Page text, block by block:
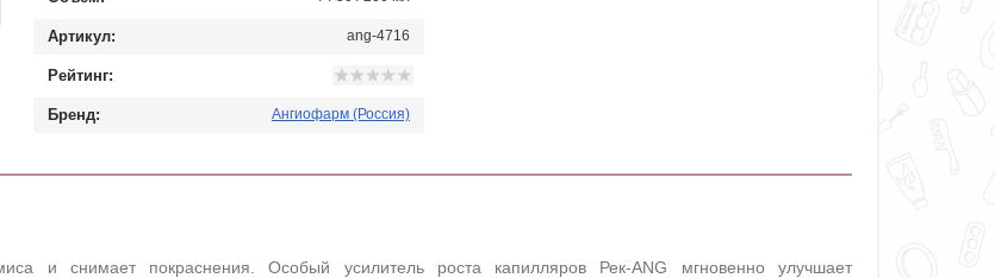
Артикул: ang-4716
Рейтинг:
Бренд: Ангиофарм (Россия)
и снимает покраснения. Особый усилитель роста капилляров Рек-ANG мгновенно улучшает